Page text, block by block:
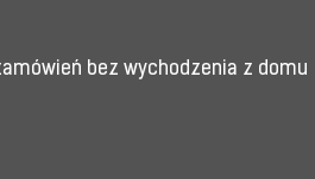
bez wychodzenia z domu